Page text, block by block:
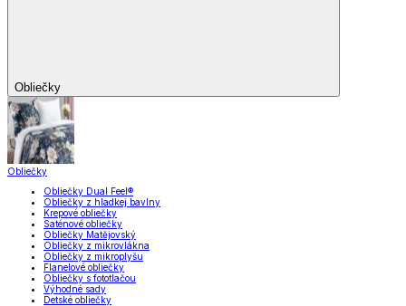
Obliečky
Obliečky
Obliečky Dual Feel®
Obliečky z hladkej bavlny
Krepové obliečky
Saténové obliečky
Obliečky Matějovský
Obliečky z mikrovlákna
Obliečky z mikroplyšu
Flanelové obliečky
Obliečky s fototlačou
Výhodné sady
Detské obliečky